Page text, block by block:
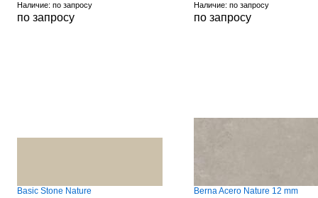
Наличие: по запросу
по запросу
Наличие: по запросу
по запросу
Basic Stone Nature Berna Acero Nature 12 mm